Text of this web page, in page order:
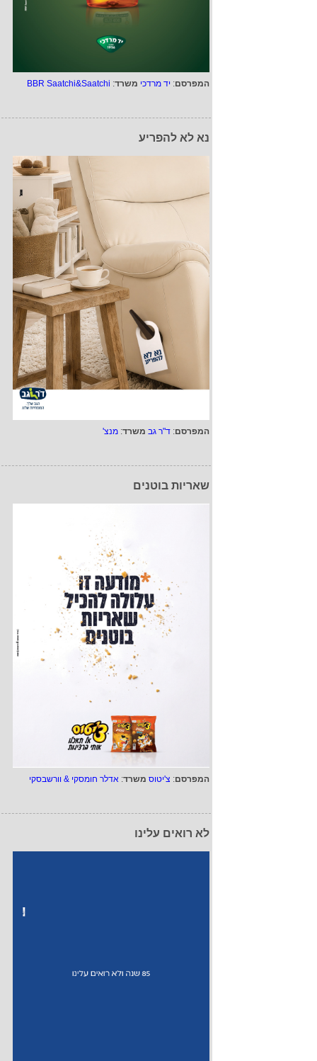
המפרסם: יד מרדכי משרד:
BBR Saatchi&Saatchi
נא לא להפריע
המפרסם: ד"ר גב משרד: מנצ'
שאריות בוטנים
המפרסם: צ'יטוס משרד: אדלר חומסקי & וורשבסקי
לא רואים עלינו